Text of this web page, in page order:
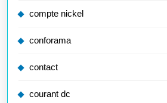
compte nickel
conforama
contact
courant dc